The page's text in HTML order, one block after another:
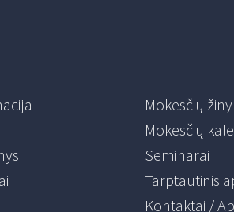
Mokesčių
Mokesčių
Seminarai
Tarptautinis
Kontaktai /